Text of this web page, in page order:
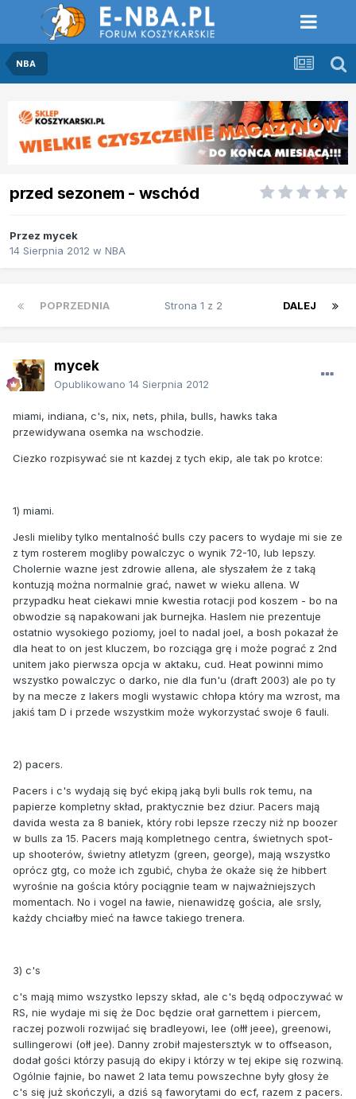
NBA
przed sezonem - wschód
Przez mycek
14 Sierpnia 2012 w NBA
POPRZEDNIA DALEJ
Strona 1 z 2
mycek
Opublikowano 14 Sierpnia 2012
miami, indiana, c's, nix, nets, phila, bulls, hawks taka
przewidywana osemka na wschodzie.
Ciezko rozpisywać sie nt kazdej z tych ekip, ale tak po krotce:
1) miami.
Jesli mieliby tylko mentalność bulls czy pacers to wydaje mi sie ze
z tym rosterem mogliby powalczyc o wynik 72-10, lub lepszy.
Cholernie wazne jest zdrowie allena, ale słyszałem że z taką
kontuzją można normalnie grać, nawet w wieku allena. W
przypadku heat ciekawi mnie kwestia rotacji pod koszem - bo na
obwodzie są napakowani jak burnejka. Haslem nie prezentuje
ostatnio wysokiego poziomy, joel to nadal joel, a bosh pokazał że
dla heat to on jest kluczem, bo rozciąga grę i może pograć z 2nd
unitem jako pierwsza opcja w aktaku, cud. Heat powinni mimo
wszystko powalczyc o darko, nie dla fun'u (draft 2003) ale po ty
by na mecze z lakers mogli wystawic chłopa który ma wzrost, ma
jakiś tam D i przede wszystkim może wykorzystać swoje 6 fauli.
2) pacers.
Pacers i c's wydają się być ekipą jaką byli bulls rok temu, na
papierze kompletny skład, praktycznie bez dziur. Pacers mają
davida westa za 8 baniek, który robi lepsze rzeczy niż np boozer
w bulls za 15. Pacers mają kompletnego centra, świetnych spot-
up shooterów, świetny atletyzm (green, george), mają wszystko
oprócz gtg, co może ich zgubić, chyba że okaże się że hibbert
wyrośnie na gościa który pociągnie team w najważniejszych
momentach. No i vogel na ławie, nienawidzę gościa, ale srsly,
każdy chciałby mieć na ławce takiego trenera.
3) c's
c's mają mimo wszystko lepszy skład, ale c's będą odpoczywać w
RS, nie wydaje mi się że Doc będzie orał garnettem i piercem,
raczej pozwoli rozwijać się bradleyowi, lee (ołłł jeee), greenowi,
sullingerowi (ołł jee). Danny zrobił majestersztyk w to offseason,
dodał gości którzy pasują do ekipy i którzy w tej ekipe się rozwiną.
Ogólnie fajnie, bo nawet 2 lata temu powszechne były głosy że
c's się już skończyli, a dziś są faworytami do ecf, razem z pacers.